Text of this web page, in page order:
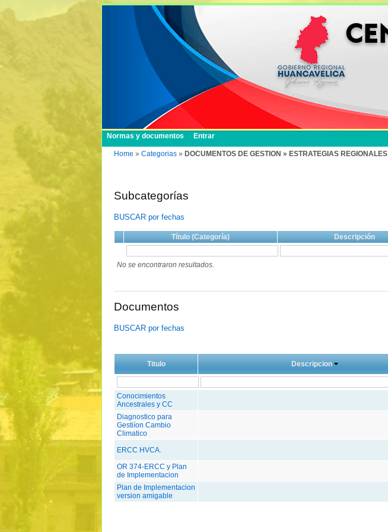
Normas y documentos Entrar
Home » Categorias » DOCUMENTOS DE GESTION » ESTRATEGIAS REGIONALES
Subcategorías
BUSCAR por fechas
Título (Categoría) Descripción
No se encontraron resultados.
Documentos
BUSCAR por fechas
Titulo Descripcion
Conocimientos
Ancestrales y CC
Diagnostico para
Gestiíon Cambio
Climatico
ERCC HVCA.
OR 374-ERCC y Plan
de Implementacion
Plan de Implementacion
version amigable